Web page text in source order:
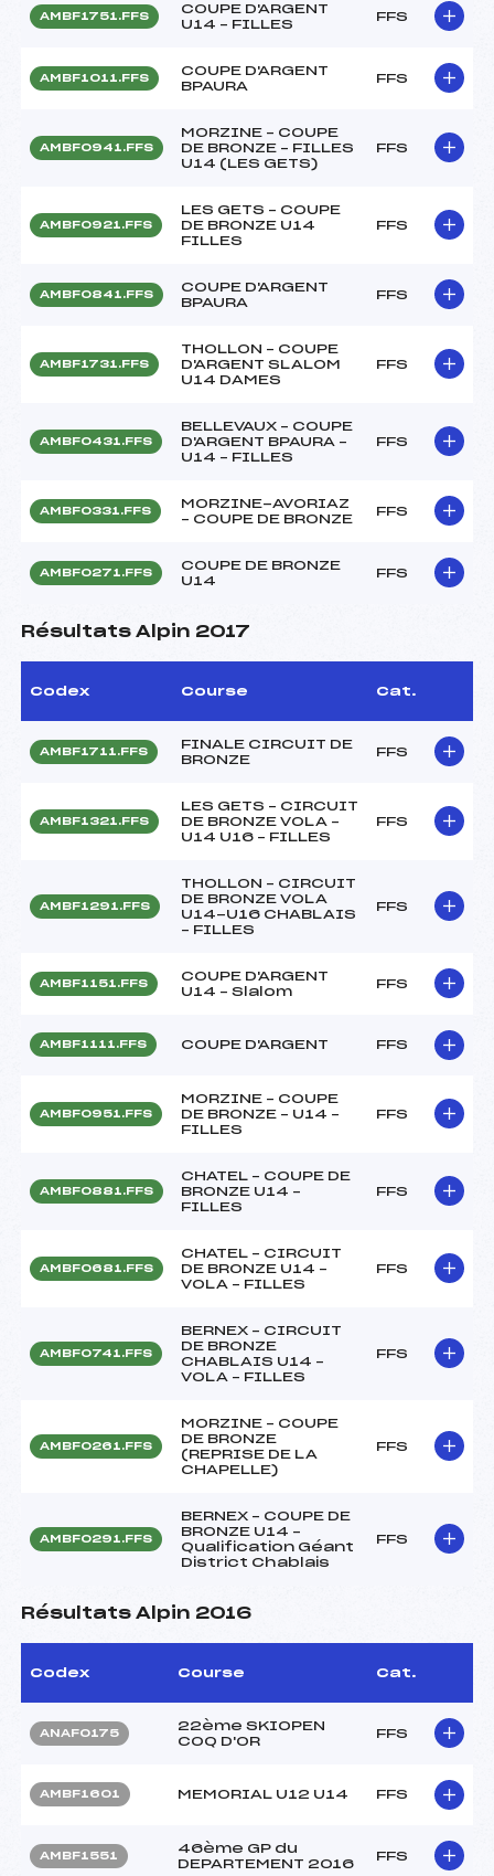
AMBF1751.FFS
COUPE D'ARGENT
U14 – FILLES
FFS
AMBF1011.FFS
COUPE D'ARGENT
BPAURA
FFS
AMBF0941.FFS
MORZINE – COUPE
DE BRONZE – FILLES
U14 (LES GETS)
FFS
AMBF0921.FFS
LES GETS – COUPE
DE BRONZE U14
FILLES
FFS
AMBF0841.FFS
COUPE D'ARGENT
BPAURA
FFS
AMBF1731.FFS
THOLLON – COUPE
D'ARGENT SLALOM
U14 DAMES
FFS
AMBF0431.FFS
BELLEVAUX – COUPE
D'ARGENT BPAURA –
U14 – FILLES
FFS
AMBF0331.FFS
MORZINE-AVORIAZ
– COUPE DE BRONZE
FFS
AMBF0271.FFS
COUPE DE BRONZE
U14
FFS
Résultats Alpin 2017
Codex Course Cat.
AMBF1711.FFS
FINALE CIRCUIT DE
BRONZE
FFS
AMBF1321.FFS
LES GETS – CIRCUIT
DE BRONZE VOLA –
U14 U16 – FILLES
FFS
AMBF1291.FFS
THOLLON – CIRCUIT
DE BRONZE VOLA
U14-U16 CHABLAIS
– FILLES
FFS
AMBF1151.FFS
COUPE D'ARGENT
U14 – Slalom
FFS
AMBF1111.FFS COUPE D'ARGENT FFS
AMBF0951.FFS
MORZINE – COUPE
DE BRONZE – U14 –
FILLES
FFS
AMBF0881.FFS
CHATEL – COUPE DE
BRONZE U14 –
FILLES
FFS
AMBF0681.FFS
CHATEL – CIRCUIT
DE BRONZE U14 –
VOLA – FILLES
FFS
AMBF0741.FFS
BERNEX – CIRCUIT
DE BRONZE
CHABLAIS U14 –
VOLA – FILLES
FFS
AMBF0261.FFS
MORZINE – COUPE
DE BRONZE
(REPRISE DE LA
CHAPELLE)
FFS
AMBF0291.FFS
BERNEX – COUPE DE
BRONZE U14 –
Qualification Géant
District Chablais
FFS
Résultats Alpin 2016
Codex Course Cat.
ANAF0175
22ème SKIOPEN
COQ D'OR
FFS
AMBF1601 MEMORIAL U12 U14 FFS
AMBF1551
46ème GP du
DEPARTEMENT 2016
FFS